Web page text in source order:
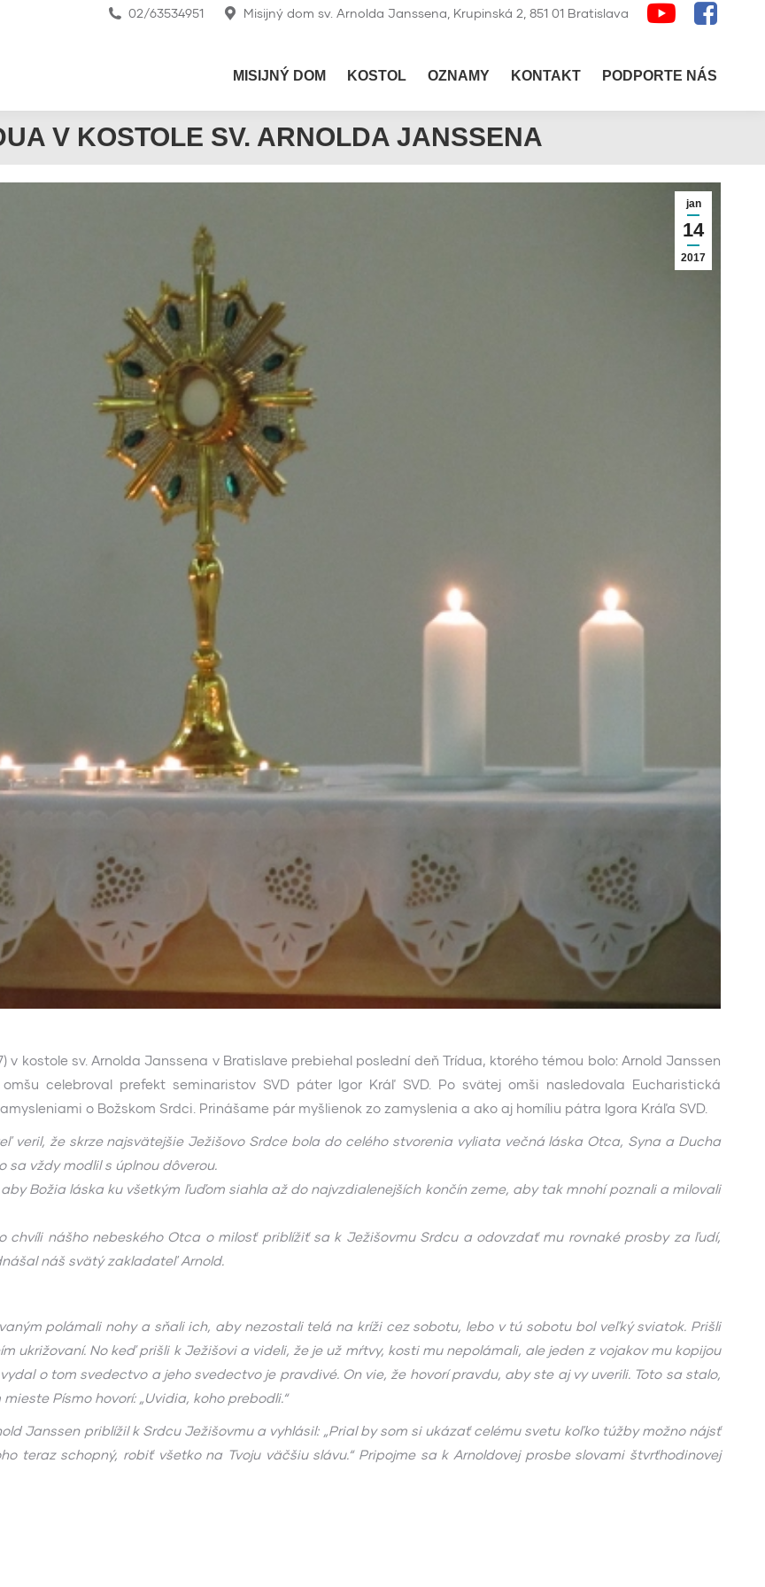
02/63534951 Misijný dom sv. Arnolda Janssena, Krupinská 2, 851 01 Bratislava
MISIJNÝ DOM KOSTOL OZNAMY KONTAKT PODPORTE NÁS
V KOSTOLE SV. ARNOLDA JANSSENA
jan
14
2017
v kostole sv. Arnolda Janssena v Bratislave prebiehal poslední deň Trídua, ktorého témou bolo: Arnold Janssen
celebroval prefekt seminaristov SVD páter Igor Kráľ SVD. Po svätej omši nasledovala Eucharistická
o Božskom Srdci. Prinášame pár myšlienok zo zamyslenia a ako aj homíliu pátra Igora Kráľa SVD.
veril, že skrze najsvätejšie Ježišovo Srdce bola do celého stvorenia vyliata večná láska Otca, Syna a Ducha
sa vždy modlil s úplnou dôverou.
Božia láska ku všetkým ľuďom siahla až do najvzdialenejších končín zeme, aby tak mnohí poznali a milovali
chvíli nášho nebeského Otca o milosť priblížiť sa k Ježišovmu Srdcu a odovzdať mu rovnaké prosby za ľudí,
náš svätý zakladateľ Arnold.
polámali nohy a sňali ich, aby nezostali telá na kríži cez sobotu, lebo v tú sobotu bol veľký sviatok. Prišli
ukrižovaní. No keď prišli k Ježišovi a videli, že je už mŕtvy, kosti mu nepolámali, ale jeden z vojakov mu kopijou
o tom svedectvo a jeho svedectvo je pravdivé. On vie, že hovorí pravdu, aby ste aj vy uverili. Toto sa stalo,
Písmo hovorí: „Uvidia, koho prebodli.“
Janssen priblížil k Srdcu Ježišovmu a vyhlásil: „Prial by som si ukázať celému svetu koľko túžby možno nájsť
teraz schopný, robiť všetko na Tvoju väčšiu slávu.“ Pripojme sa k Arnoldovej prosbe slovami štvrťhodinovej